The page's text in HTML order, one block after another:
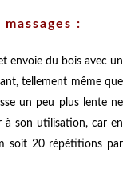
:
envoie du bois avec un
tellement même que
un peu plus lente ne
à son utilisation, car en
soit 20 répétitions par